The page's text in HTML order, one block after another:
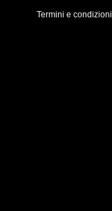
Termini e condizioni